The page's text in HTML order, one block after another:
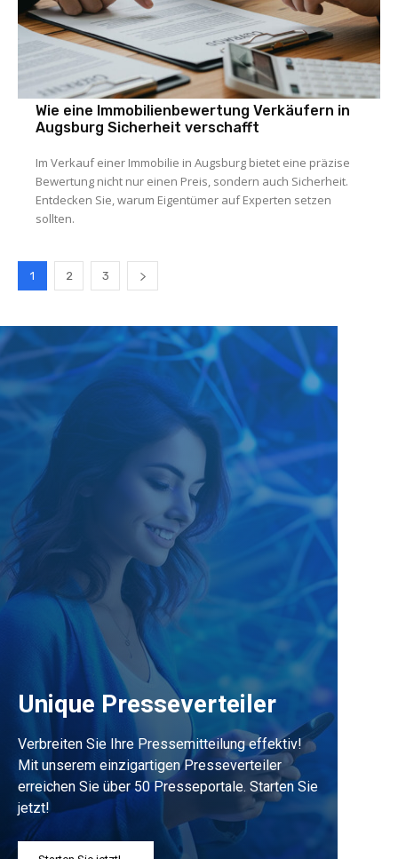
Wie eine Immobilienbewertung Verkäufern in
Augsburg Sicherheit verschafft
Im Verkauf einer Immobilie in Augsburg bietet eine präzise
Bewertung nicht nur einen Preis, sondern auch Sicherheit.
Entdecken Sie, warum Eigentümer auf Experten setzen
sollten.
1 2 3
Unique Presseverteiler
Verbreiten Sie Ihre Pressemitteilung effektiv!
Mit unserem einzigartigen Presseverteiler
erreichen Sie über 50 Presseportale. Starten Sie
jetzt!